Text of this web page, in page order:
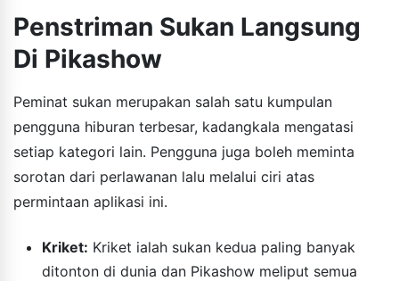
Penstriman Sukan Langsung
Di Pikashow
Peminat sukan merupakan salah satu kumpulan
pengguna hiburan terbesar, kadangkala mengatasi
setiap kategori lain. Pengguna juga boleh meminta
sorotan dari perlawanan lalu melalui ciri atas
permintaan aplikasi ini.
Kriket: Kriket ialah sukan kedua paling banyak
ditonton di dunia dan Pikashow meliput semua